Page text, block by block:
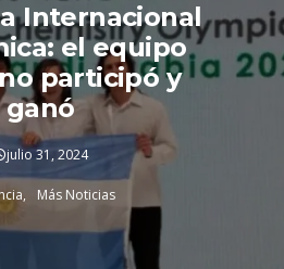
Internacional
el equipo
participó y
ganó
julio 31, 2024
Más Noticias